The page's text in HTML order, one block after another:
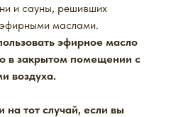
и сауны, решивших
маслами.
эфирное масло
в закрытом помещении с
воздуха.
тот случай, если вы